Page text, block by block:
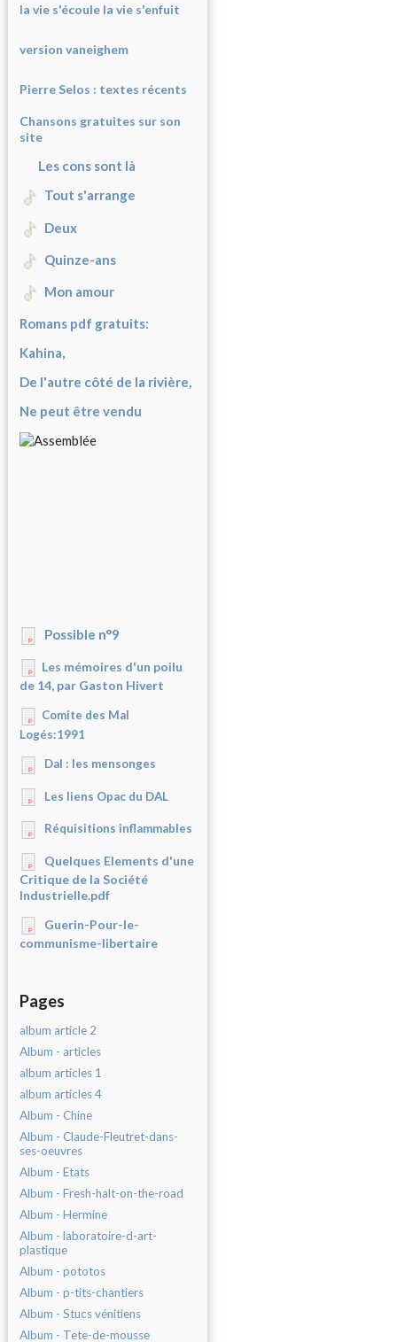
la vie s'écoule la vie s'enfuit
version vaneighem
Pierre Selos : textes récents
Chansons gratuites sur son
site
Les cons sont là
Tout s'arrange
Deux
Quinze-ans
Mon amour
Romans pdf gratuits:
Kahina,
De l'autre côté de la rivière,
Ne peut être vendu
Possible n°9
Les mémoires d'un poilu
de 14, par Gaston Hivert
Comite des Mal
Logés:1991
Dal : les mensonges
Les liens Opac du DAL
Réquisitions inflammables
Quelques Elements d'une
Critique de la Société
Industrielle.pdf
Guerin-Pour-le-
communisme-libertaire
Pages
album article 2
Album - articles
album articles 1
album articles 4
Album - Chine
Album - Claude-Fleutret-dans-
ses-oeuvres
Album - Etats
Album - Fresh-halt-on-the-road
Album - Hermine
Album - laboratoire-d-art-
plastique
Album - pototos
Album - p-tits-chantiers
Album - Stucs vénitiens
Album - Tete-de-mousse